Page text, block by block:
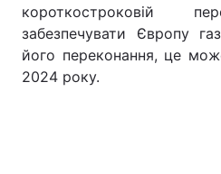
короткостроковій
забезпечувати Європу
його переконання, це
2024 року.